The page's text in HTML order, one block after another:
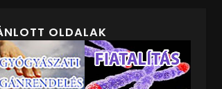
OLDALAK